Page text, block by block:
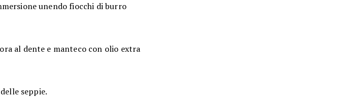
unendo fiocchi di burro
al dente e manteco con olio extra
seppie.